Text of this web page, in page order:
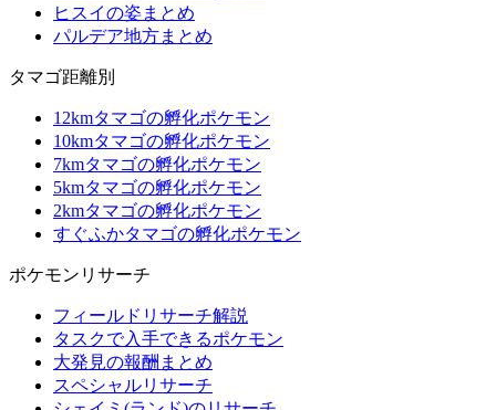
ヒスイの姿まとめ
パルデア地方まとめ
タマゴ距離別
12kmタマゴの孵化ポケモン
10kmタマゴの孵化ポケモン
7kmタマゴの孵化ポケモン
5kmタマゴの孵化ポケモン
2kmタマゴの孵化ポケモン
すぐふかタマゴの孵化ポケモン
ポケモンリサーチ
フィールドリサーチ解説
タスクで入手できるポケモン
大発見の報酬まとめ
スペシャルリサーチ